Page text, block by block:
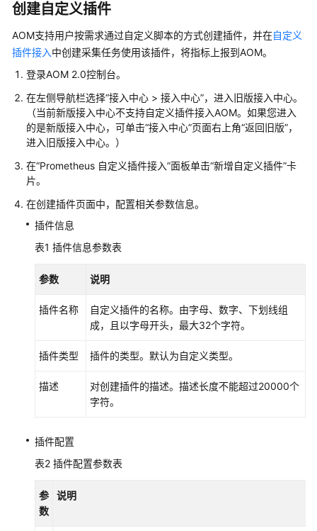
快
速
入
门
用
户
指
南
最
佳
实
API
SDK
创建自定义插件
AOM支持用户按需求通过自定义脚本的方式创建插件，并在自定义
插件接入中创建采集任务使用该插件，将指标上报到AOM。
登录AOM 2.0控制台。
在左侧导航栏选择“接入中心 > 接入中心”，进入旧版接入中心。
（当前新版接入中心不支持自定义插件接入AOM。如果您进入
的是新版接入中心，可单击“接入中心”页面右上角“返回旧版”，
进入旧版接入中心。）
在“Prometheus 自定义插件接入”面板单击“新增自定义插件”卡
片。
在创建插件页面中，配置相关参数信息。
插件信息
表1 插件信息参数表
参数 说明
插件名称
自定义插件的名称。由字母、数字、下划线组
成，且以字母开头，最大32个字符。
插件类型 插件的类型。默认为自定义类型。
描述
对创建插件的描述。描述长度不能超过20000个
字符。
插件配置
表2 插件配置参数表
参
数
说明